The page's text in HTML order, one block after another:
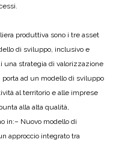
produttiva sono i tre asset
di sviluppo, inclusivo e
una strategia di valorizzazione
ad un modello di sviluppo
al territorio e alle imprese
alla alta qualità,
in:– Nuovo modello di
approccio integrato tra